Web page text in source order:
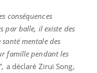
conséquences
par balle, il existe des
mentale des
famille pendant les
a déclaré Zirui Song,